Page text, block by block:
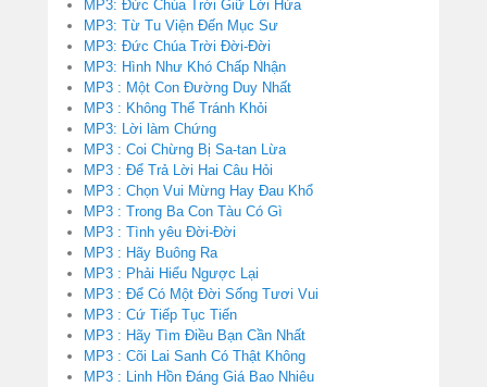
MP3: Đức Chúa Trời Giữ Lời Hứa
MP3: Từ Tu Viện Đến Mục Sư
MP3: Đức Chúa Trời Đời-Đời
MP3: Hình Như Khó Chấp Nhận
MP3 : Một Con Đường Duy Nhất
MP3 : Không Thể Tránh Khỏi
MP3: Lời làm Chứng
MP3 : Coi Chừng Bị Sa-tan Lừa
MP3 : Để Trả Lời Hai Câu Hỏi
MP3 : Chọn Vui Mừng Hay Đau Khổ
MP3 : Trong Ba Con Tàu Có Gì
MP3 : Tình yêu Đời-Đời
MP3 : Hãy Buông Ra
MP3 : Phải Hiểu Ngược Lại
MP3 : Để Có Một Đời Sống Tươi Vui
MP3 : Cứ Tiếp Tục Tiến
MP3 : Hãy Tìm Điều Bạn Cần Nhất
MP3 : Cõi Lai Sanh Có Thật Không
MP3 : Linh Hồn Đáng Giá Bao Nhiêu